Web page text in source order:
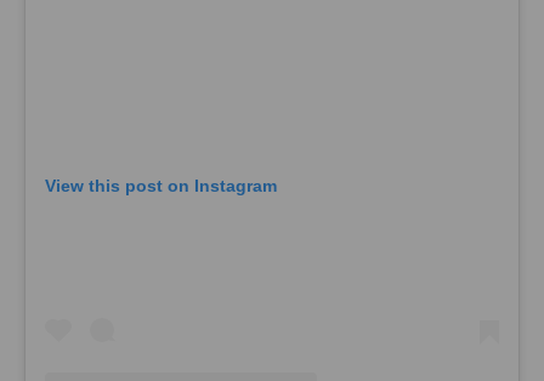
View this post on Instagram